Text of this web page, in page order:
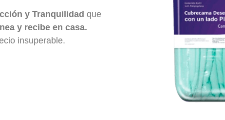
y Tranquilidad que
y recibe en casa.
insuperable.